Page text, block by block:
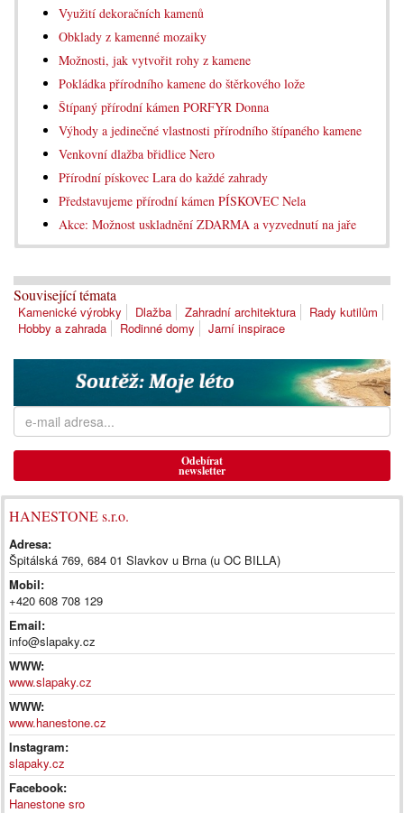
Využití dekoračních kamenů
Obklady z kamenné mozaiky
Možnosti, jak vytvořit rohy z kamene
Pokládka přírodního kamene do štěrkového lože
Štípaný přírodní kámen PORFYR Donna
Výhody a jedinečné vlastnosti přírodního štípaného kamene
Venkovní dlažba břidlice Nero
Přírodní pískovec Lara do každé zahrady
Představujeme přírodní kámen PÍSKOVEC Nela
Akce: Možnost uskladnění ZDARMA a vyzvednutí na jaře
Související témata
Kamenické výrobky Dlažba Zahradní architektura
Rady kutilům
Hobby a zahrada
Rodinné domy Jarní inspirace
Odebírat
newsletter
HANESTONE s.r.o.
Adresa:
Špitálská 769, 684 01 Slavkov u Brna (u OC BILLA)
Mobil:
+420 608 708 129
Email:
info@slapaky.cz
WWW:
www.slapaky.cz
WWW:
www.hanestone.cz
Instagram:
slapaky.cz
Facebook:
Hanestone sro